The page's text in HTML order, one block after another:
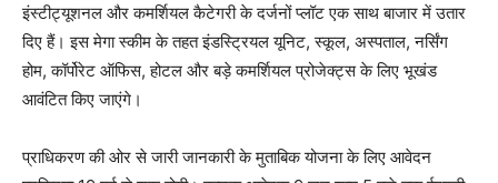
इंस्टीट्यूशनल और कमर्शियल कैटेगरी के दर्जनों प्लॉट एक साथ बाजार में उतार
दिए हैं। इस मेगा स्कीम के तहत इंडस्ट्रियल यूनिट, स्कूल, अस्पताल, नर्सिंग
होम, कॉर्पोरेट ऑफिस, होटल और बड़े कमर्शियल प्रोजेक्ट्स के लिए भूखंड
आवंटित किए जाएंगे।
प्राधिकरण की ओर से जारी जानकारी के मुताबिक योजना के लिए आवेदन